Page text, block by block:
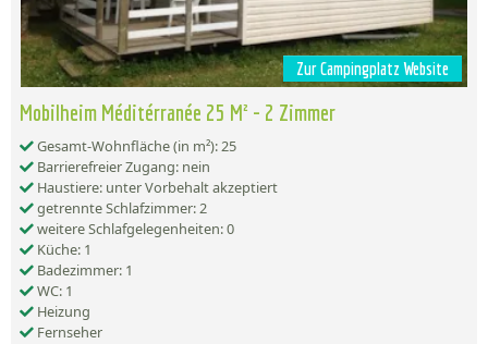
Zur Campingplatz Website
Mobilheim Méditérranée 25 M² - 2 Zimmer
Gesamt-Wohnfläche (in m²): 25
Barrierefreier Zugang: nein
Haustiere: unter Vorbehalt akzeptiert
getrennte Schlafzimmer: 2
weitere Schlafgelegenheiten: 0
Küche: 1
Badezimmer: 1
WC: 1
Heizung
Fernseher